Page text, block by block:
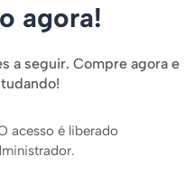
agora!
a seguir. Compre agora e
acesso é liberado